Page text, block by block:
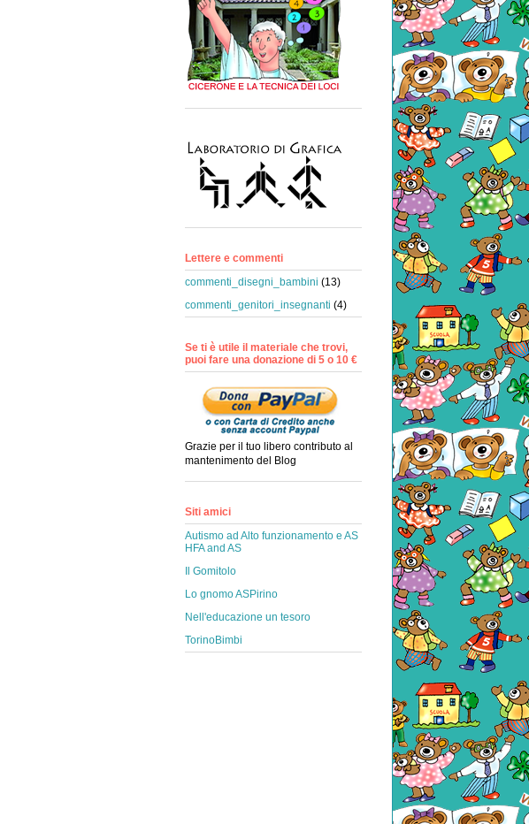
Lettere e commenti
commenti_disegni_bambini (13)
commenti_genitori_insegnanti (4)
Se ti è utile il materiale che trovi,
puoi fare una donazione di 5 o 10 €
Grazie per il tuo libero contributo al
mantenimento del Blog
Siti amici
Autismo ad Alto funzionamento e AS
HFA and AS
Il Gomitolo
Lo gnomo ASPirino
Nell'educazione un tesoro
TorinoBimbi